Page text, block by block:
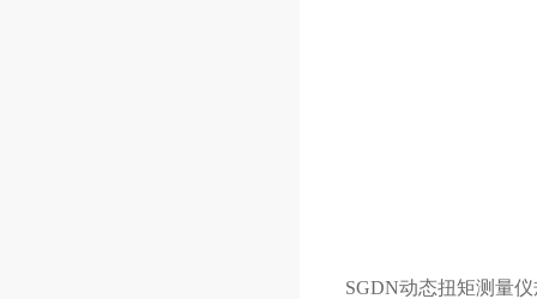
SGDN动态扭矩测量仪